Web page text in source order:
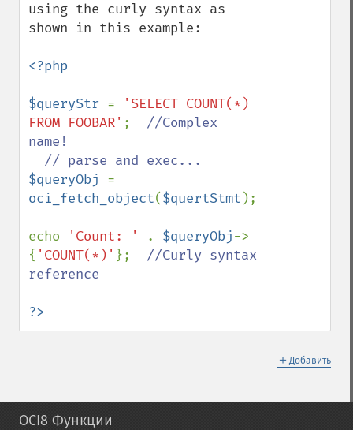
using the curly syntax as
shown in this example:
<?php
$queryStr =
'SELECT COUNT(*)
FROM FOOBAR' ; //Complex
name!
$queryObj
oci_fetch_object($quertStmt );
echo 'Count: ' . $queryObj->
{ 'COUNT(*)' }; //Curly syntax
reference
?>
＋ Добавить
OCI8 Функции